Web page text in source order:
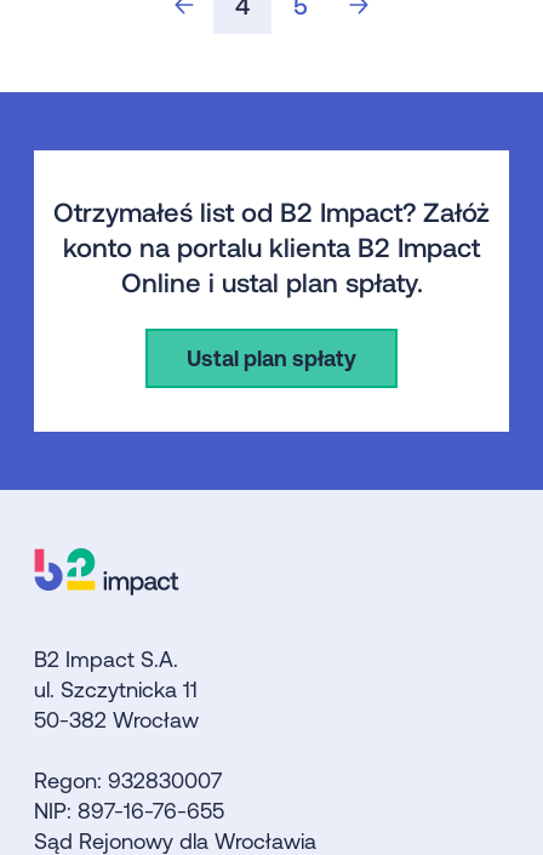
Otrzymałeś list od B2 Impact? Załóż
konto na portalu klienta B2 Impact
Online i ustal plan spłaty.
Ustal plan spłaty
B2 Impact S.A.
ul. Szczytnicka 11
50-382 Wrocław
Regon: 932830007
NIP: 897-16-76-655
Sąd Rejonowy dla Wrocławia